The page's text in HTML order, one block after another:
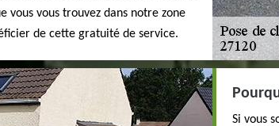
vous vous trouvez dans notre zone
de cette gratuité de service.
Si vous